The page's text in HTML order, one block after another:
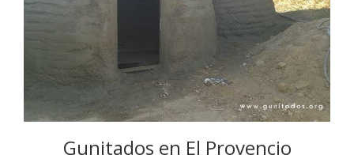
Gunitados en El Provencio